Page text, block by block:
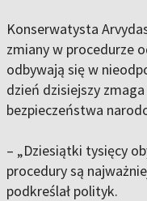
Konserwatysta
zmiany w procedurze
odbywają się w
dzień dzisiejszy
bezpieczeństwa
– „Dziesiątki tysięcy
procedury są
podkreślał polityk.